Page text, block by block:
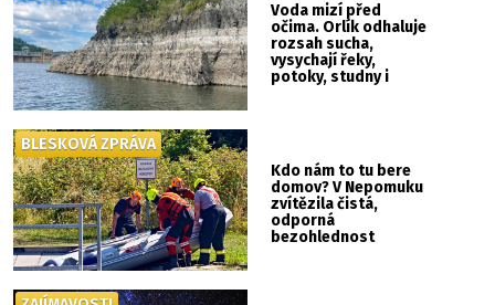
Voda mizí před
očima. Orlík odhaluje
rozsah sucha,
vysychají řeky,
potoky, studny i
Kdo nám to tu bere
domov? V Nepomuku
zvítězila čistá,
odporná
bezohlednost
BLESKOVÁ ZPRÁVA